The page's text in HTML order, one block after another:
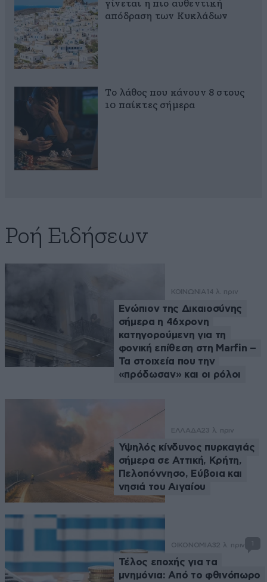
γίνεται η πιο αυθεντική
απόδραση των Κυκλάδων
Το λάθος που κάνουν 8 στους
10 παίκτες σήμερα
Ροή Ειδήσεων
ΚΟΙΝΩΝΙΑ 14 λ. πριν
Ενώπιον της Δικαιοσύνης
σήμερα η 46χρονη
κατηγορούμενη για τη
φονική επίθεση στη Marfin –
Τα στοιχεία που την
«πρόδωσαν» και οι ρόλοι
ΕΛΛΑΔΑ23 λ. πριν
Υψηλός κίνδυνος πυρκαγιάς
σήμερα σε Αττική, Κρήτη,
Πελοπόννησο, Εύβοια και
νησιά του Αιγαίου
ΟΙΚΟΝΟΜΙΑ32 λ. πριν 1
Τέλος εποχής για τα
μνημόνια: Από το φθινόπωρο